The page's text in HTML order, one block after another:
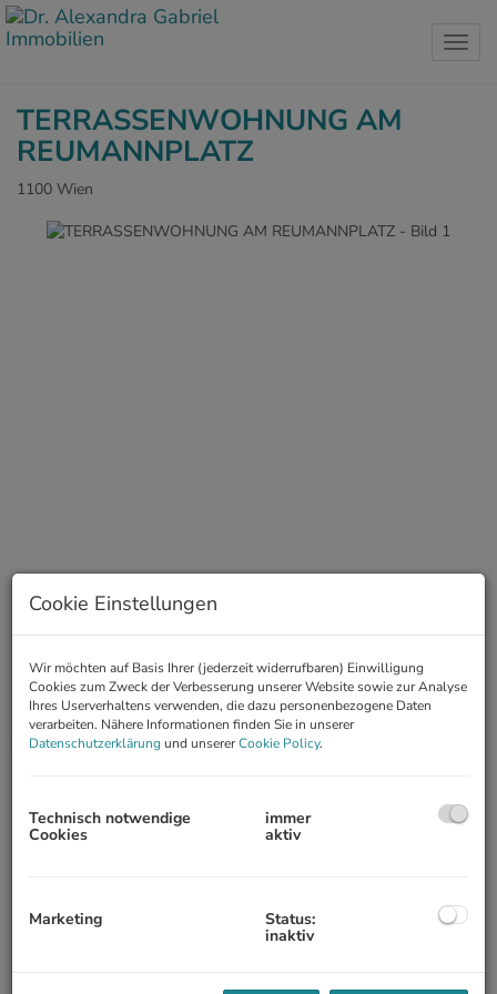
TERRASSENWOHNUNG AM
REUMANNPLATZ
1100 Wien
Zur befristeten Vermietung gelangt eine hochwertig sanierte
Wohnung mit traumhaftem Blick zum Reumannplatz und auf das
erreicht. Weiterer ÖPNV: Straßenbahnlinie 6,18,71 sowie Bus 14A.
Die Wohnung zeichnet sich durch einen guten Schnitt aus, ist im
Ausrichtung sehr hell.
Cookie Einstellungen
Wir möchten auf Basis Ihrer (jederzeit widerrufbaren) Einwilligung
Cookies zum Zweck der Verbesserung unserer Website sowie zur Analyse
Ihres Userverhaltens verwenden, die dazu personenbezogene Daten
verarbeiten. Nähere Informationen finden Sie in unserer
Datenschutzerklärungund unsererCookie Policy.
Technisch notwendige
Cookies
immer
aktiv
Marketing Status:
inaktiv